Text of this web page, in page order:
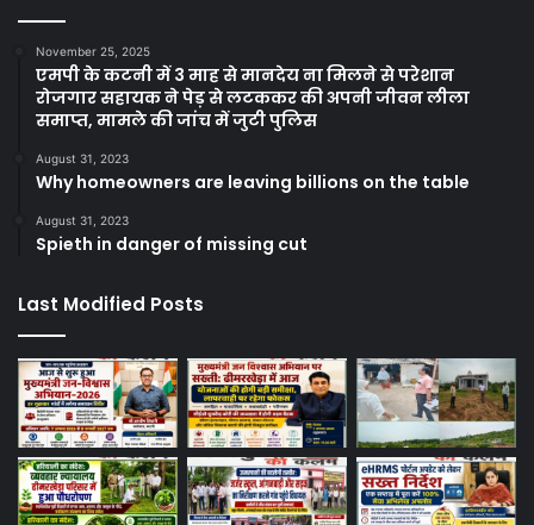
November 25, 2025
एमपी के कटनी में 3 माह से मानदेय ना मिलने से परेशान
रोजगार सहायक ने पेड़ से लटककर की अपनी जीवन लीला
समाप्त, मामले की जांच में जुटी पुलिस
August 31, 2023
Why homeowners are leaving billions on the table
August 31, 2023
Spieth in danger of missing cut
Last Modified Posts